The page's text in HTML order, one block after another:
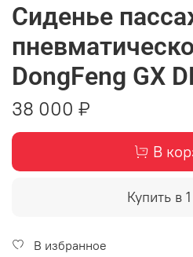
Сиденье
DongFeng GX
38 000 ₽
В
Купить в
В избранное